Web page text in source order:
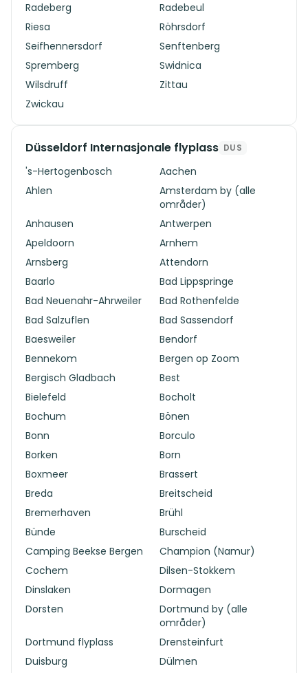
Radeberg
Radebeul
Riesa
Röhrsdorf
Seifhennersdorf
Senftenberg
Spremberg
Swidnica
Wilsdruff
Zittau
Zwickau
Düsseldorf Internasjonale flyplass DUS
's-Hertogenbosch
Aachen
Ahlen
Amsterdam by (alle
områder)
Anhausen
Antwerpen
Apeldoorn
Arnhem
Arnsberg
Attendorn
Baarlo
Bad Lippspringe
Bad Neuenahr-Ahrweiler
Bad Rothenfelde
Bad Salzuflen
Bad Sassendorf
Baesweiler
Bendorf
Bennekom
Bergen op Zoom
Bergisch Gladbach
Best
Bielefeld
Bocholt
Bochum
Bönen
Bonn
Borculo
Borken
Born
Boxmeer
Brassert
Breda
Breitscheid
Bremerhaven
Brühl
Bünde
Burscheid
Camping Beekse Bergen
Champion (Namur)
Cochem
Dilsen-Stokkem
Dinslaken
Dormagen
Dorsten
Dortmund by (alle
områder)
Dortmund flyplass
Drensteinfurt
Duisburg
Dülmen